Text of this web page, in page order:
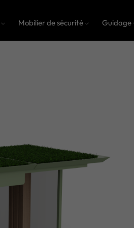
Mobilier de sécurité Guidage